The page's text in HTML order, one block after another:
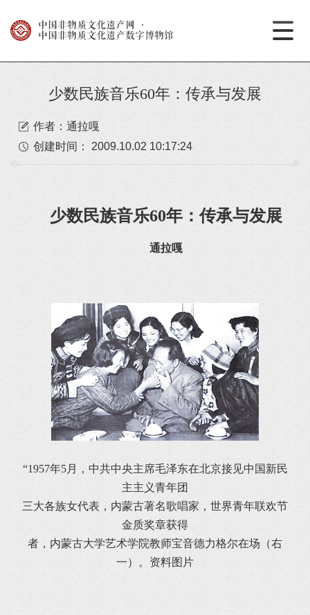
中国非物质文化遗产网
·
中国非物质文化遗产数字博物馆
少数民族音乐60年：传承与发展
作者：通拉嘎
创建时间：
2009.10.02 10:17:24
少数民族音乐60年：传承与发展
通拉嘎
“1957年5月，中共中央主席毛泽东在北京接见中国新民
主主义青年团
三大各族女代表，内蒙古著名歌唱家，世界青年联欢节
金质奖章获得
者，内蒙古大学艺术学院教师宝音德力格尔在场（右
一）。资料图片